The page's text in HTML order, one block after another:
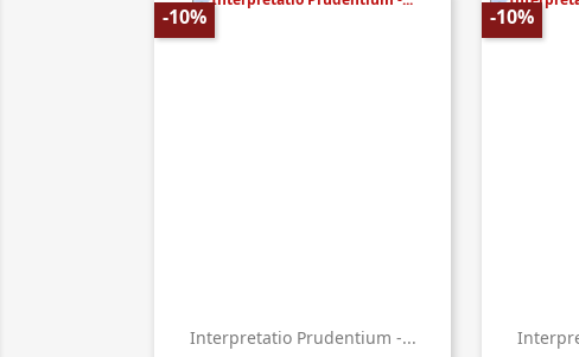
Interpretatio Prudentium -...
-10% -10%